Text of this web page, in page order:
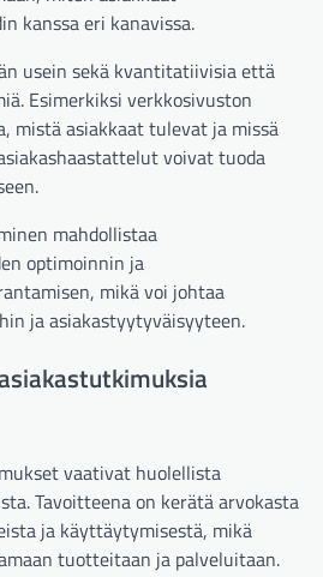
kanssa eri kanavissa.
usein sekä kvantitatiivisia että
Esimerkiksi verkkosivuston
mistä asiakkaat tulevat ja missä
voivat tuoda
mahdollistaa
optimoinnin ja
mikä voi johtaa
ja asiakastyytyväisyyteen.
vaativat huolellista
Tavoitteena on kerätä arvokasta
ja käyttäytymisestä, mikä
tuotteitaan ja palveluitaan.